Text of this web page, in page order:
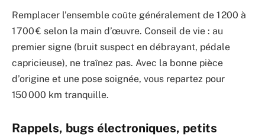
Remplacer l’ensemble coûte généralement de 1 200 à
1 700 € selon la main d’œuvre. Conseil de vie : au
premier signe (bruit suspect en débrayant, pédale
capricieuse), ne traînez pas. Avec la bonne pièce
d’origine et une pose soignée, vous repartez pour
150 000 km tranquille.
Rappels, bugs électroniques, petits